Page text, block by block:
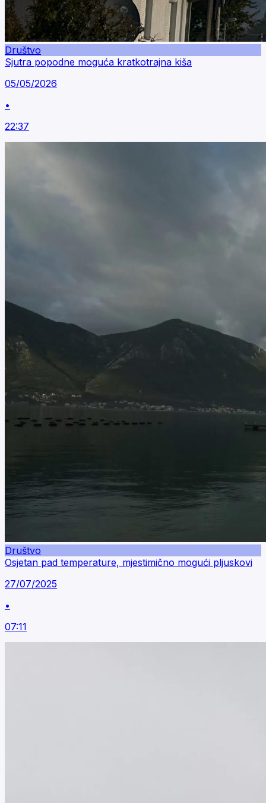
Društvo
Sjutra popodne moguća kratkotrajna kiša
05/05/2026
•
22:37
Društvo
Osjetan pad temperature, mjestimično mogući pljuskovi
27/07/2025
•
07:11